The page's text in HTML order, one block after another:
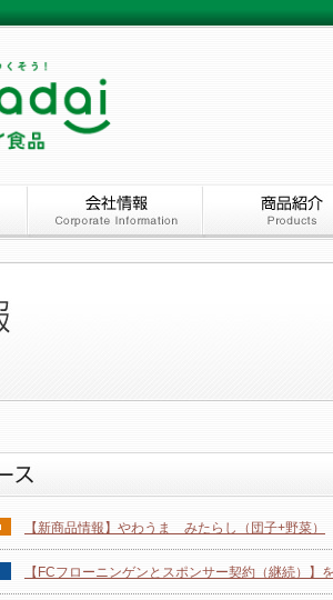
【新商品情報】やわうま みたらし（団子+野菜）
【FCフローニンゲンとスポンサー契約（継続）】